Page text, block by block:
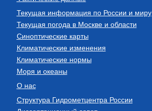
Текущая информация по России и миру
Текущая погода в Москве и области
Синоптические карты
Климатические изменения
Климатические нормы
Моря и океаны
О нас
Структура Гидрометцентра России